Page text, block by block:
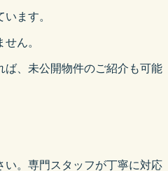
ます。
ん。
ば、未公開物件のご紹介も可能
い。専門スタッフが丁寧に対応